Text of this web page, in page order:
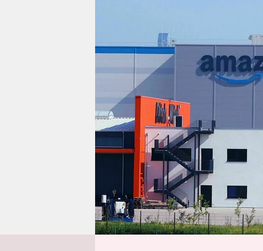
veranstaltungen
shop
fragen & hilfe
unterstützen
abo
genossenschaft
epaper login